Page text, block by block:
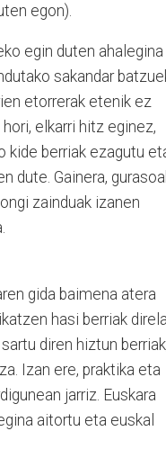
egon).
egin duten ahalegina
sakandar
etorrerak etenik ez
elkarri hitz eginez,
kide berriak ezagutu
dute. Gainera,
zainduak izanen
gida baimena atera
hasi berriak direla
diren hiztun
Izan ere, praktika eta
jarriz. Euskara
aitortu eta euskal